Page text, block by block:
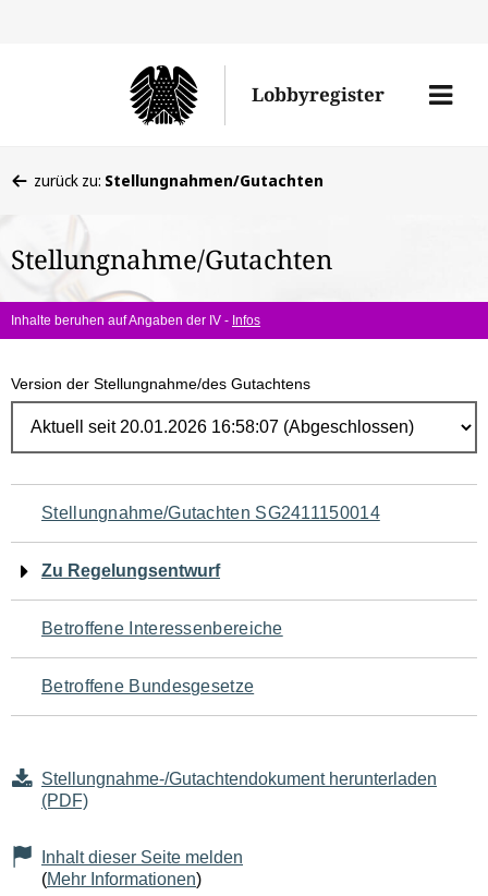
Lobbyregister
Menü
befinden
hier:
zurück zu: Stellungnahmen/Gutachten
Stellungnahme/Gutachten
Inhalte beruhen auf Angaben der IV - Infos
Version der Stellungnahme/des Gutachtens
Navigation
für
den
Seiteninhalt
Stellungnahme/Gutachten SG2411150014
Zu Regelungsentwurf
Betroffene Interessenbereiche
Betroffene Bundesgesetze
Stellungnahme-/Gutachtendokument herunterladen
(PDF)
Inhalt dieser Seite melden
(Mehr Informationen)